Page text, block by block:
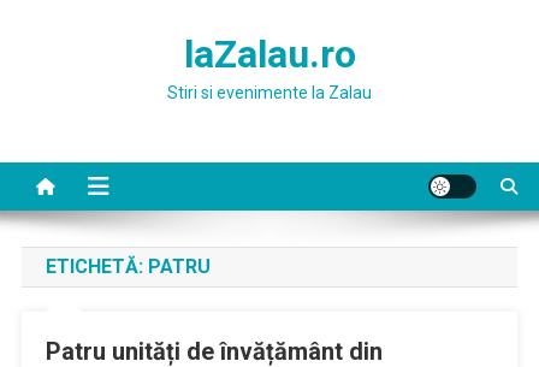
laZalau.ro
Stiri si evenimente la Zalau
ETICHETĂ: PATRU
Patru unități de învățământ din